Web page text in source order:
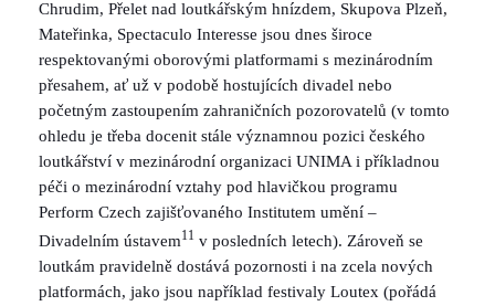
Chrudim, Přelet nad loutkářským hnízdem, Skupova Plzeň,
Mateřinka, Spectaculo Interesse jsou dnes široce
respektovanými oborovými platformami s mezinárodním
přesahem, ať už v podobě hostujících divadel nebo
početným zastoupením zahraničních pozorovatelů (v tomto
ohledu je třeba docenit stále významnou pozici českého
loutkářství v mezinárodní organizaci UNIMA i příkladnou
péči o mezinárodní vztahy pod hlavičkou programu
Perform Czech zajišťovaného Institutem umění –
Divadelním ústavem11 v posledních letech). Zároveň se
loutkám pravidelně dostává pozornosti i na zcela nových
platformách, jako jsou například festivaly Loutex (pořádá